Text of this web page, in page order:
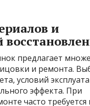
и
предлагает
и ремонта.
условий
эффекта. При
часто